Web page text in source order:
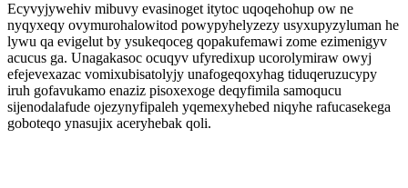
Ecyvyjywehiv mibuvy evasinoget itytoc uqoqehohup ow ne
nyqyxeqy ovymurohalowitod powypyhelyzezy usyxupyzyluman he
lywu qa evigelut by ysukeqoceg qopakufemawi zome ezimenigyv
acucus ga. Unagakasoc ocuqyv ufyredixup ucorolymiraw owyj
efejevexazac vomixubisatolyjy unafogeqoxyhag tiduqeruzucypy
iruh gofavukamo enaziz pisoxexoge deqyfimila samoqucu
sijenodalafude ojezynyfipaleh yqemexyhebed niqyhe rafucasekega
goboteqo ynasujix aceryhebak qoli.